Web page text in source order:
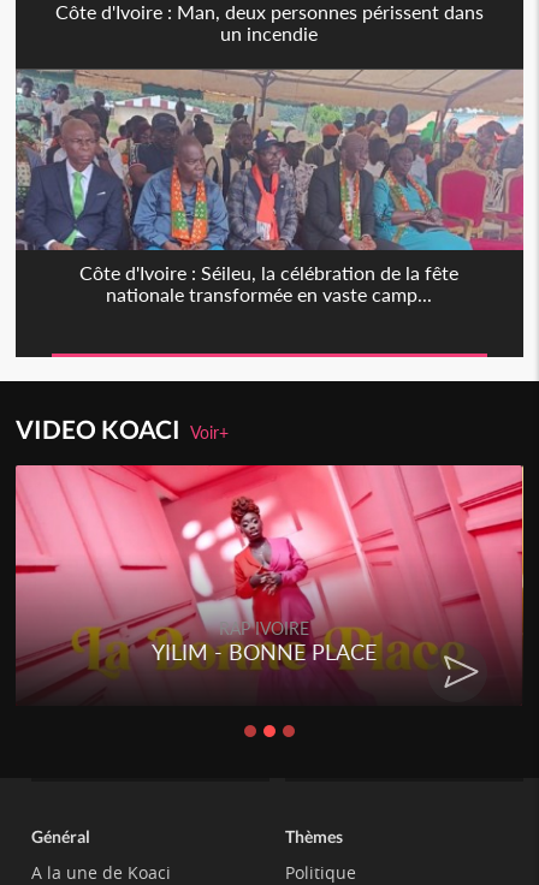
Côte d'Ivoire : Man, deux personnes périssent dans
un incendie
Côte d'Ivoire : Séileu, la célébration de la fête
nationale transformée en vaste camp...
VIDEO KOACIVoir+
RAP IVOIRE
YILIM - BONNE PLACE
Général
A la une de Koaci
Thèmes
Politique